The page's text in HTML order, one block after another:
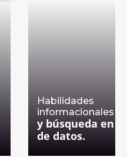
Habilidades
informacionales
y búsqueda en
de datos.